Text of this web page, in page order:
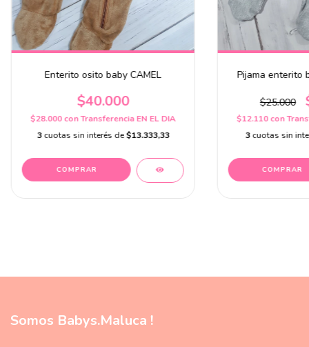
Enterito osito baby CAMEL
$40.000
$28.000conTransferencia EN EL DIA
3 cuotas sin interés de$13.333,33
COMPRAR
Pijama enterito
$25.000
$12.110con
3 cuotas sin
COMPRAR
Somos Babys.Maluca !